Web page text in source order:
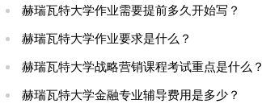
赫瑞瓦特大学作业需要提前多久开始写？
赫瑞瓦特大学作业要求是什么？
赫瑞瓦特大学战略营销课程考试重点是什么？
赫瑞瓦特大学金融专业辅导费用是多少？